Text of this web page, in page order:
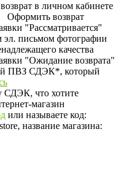
в личном кабинете
Оформить возврат
"Рассматривается"
эл. письмом фотографии
качества
"Ожидание возврата"
ПВЗ СДЭК*, который
СДЭК, что хотите
магазин
или называете код:
название магазина: